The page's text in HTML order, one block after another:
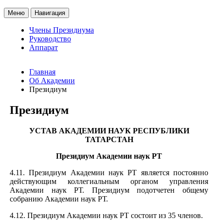
Меню Навигация
Члены Президиума
Руководство
Аппарат
Главная
Об Академии
Президиум
Президиум
УСТАВ АКАДЕМИИ НАУК РЕСПУБЛИКИ
ТАТАРСТАН
Президиум Академии наук РТ
4.11. Президиум Академии наук РТ является постоянно
действующим коллегиальным органом управления
Академии наук РТ. Президиум подотчетен общему
собранию Академии наук РТ.
4.12. Президиум Академии наук РТ состоит из 35 членов.